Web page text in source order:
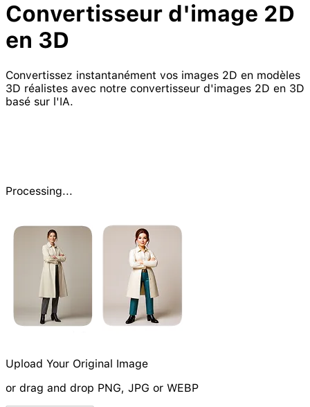
Convertisseur d'image 2D
en 3D
Convertissez instantanément vos images 2D en modèles
3D réalistes avec notre convertisseur d'images 2D en 3D
basé sur l'IA.
Processing...
Upload Your Original Image
or drag and drop PNG, JPG or WEBP